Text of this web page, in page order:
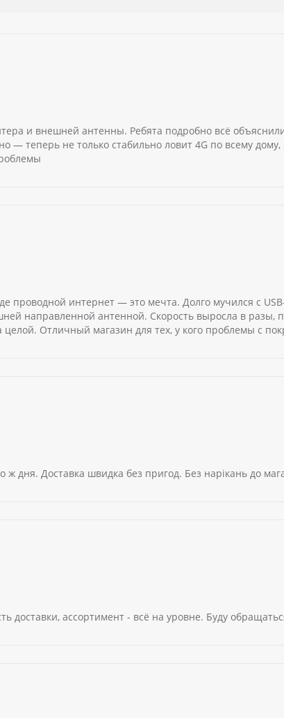
и внешней антенны. Ребята подробно всё
— теперь не только стабильно ловит 4G по всему
проводной интернет — это мечта. Долго мучился с
направленной антенной. Скорость выросла в разы,
целой. Отличный магазин для тех, у кого проблемы с
ж дня. Доставка швидка без пригод. Без нарікань до
доставки, ассортимент - всё на уровне. Буду